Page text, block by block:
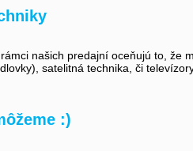
našich predajní oceňujú to, že
satelitná technika, či
:)